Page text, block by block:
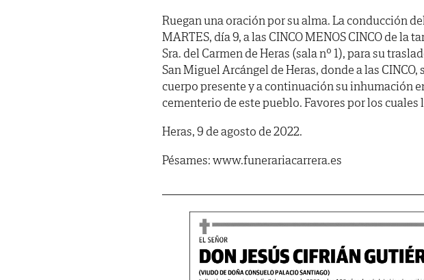
Ruegan una oración por su alma. La conducción
MARTES, día 9, a las CINCO MENOS CINCO de la
Sra. del Carmen de Heras (sala nº 1), para su
San Miguel Arcángel de Heras, donde a las
cuerpo presente y a continuación su inhumación
cementerio de este pueblo. Favores por los cuales
Heras, 9 de agosto de 2022.
Pésames: www.funerariacarrera.es